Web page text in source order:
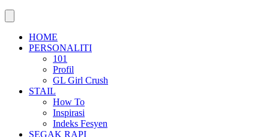
HOME
PERSONALITI
101
Profil
GL Girl Crush
STAIL
How To
Inspirasi
Indeks Fesyen
SEGAK RAPI